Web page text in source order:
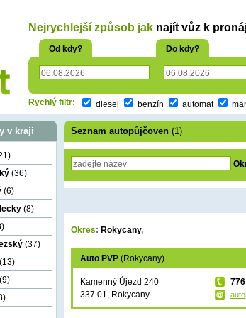
Nejrychlejší způsob jak najít vůz k
Od kdy? Do kdy?
Rychlý filtr: diesel benzín automat
v kraji
(36)
(6)
(8)
(37)
(13)
(9)
Seznam autopůjčoven (1)
Okres: Rokycany,
Auto PVP (Rokycany)
Kamenný Újezd 240
337 01, Rokycany